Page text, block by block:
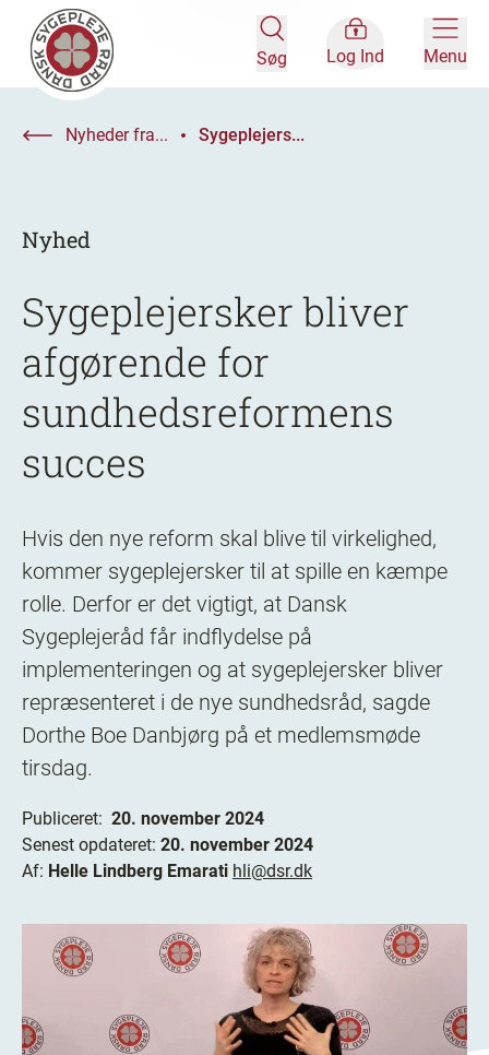
Søg Log Ind Menu
Nyheder fra... Sygeplejers...
Nyhed
Sygeplejersker bliver
afgørende for
sundhedsreformens
succes
Hvis den nye reform skal blive til virkelighed,
kommer sygeplejersker til at spille en kæmpe
rolle. Derfor er det vigtigt, at Dansk
Sygeplejeråd får indflydelse på
implementeringen og at sygeplejersker bliver
repræsenteret i de nye sundhedsråd, sagde
Dorthe Boe Danbjørg på et medlemsmøde
tirsdag.
Publiceret: 20. november 2024
Senest opdateret: 20. november 2024
Af: Helle Lindberg Emarati hli@dsr.dk